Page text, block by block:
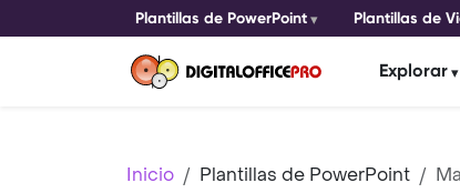
Plantillas de PowerPoint Plantillas de
Explorar
Inicio Plantillas de PowerPoint